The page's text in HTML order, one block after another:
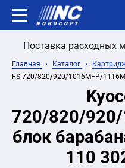
Поставка расходных
Главная Каталог
FS-720/820/920/1016MFP/
720/820/920/
блок
110